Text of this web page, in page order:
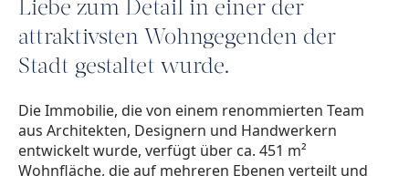
Liebe zum Detail in einer der
attraktivsten Wohngegenden der
Stadt gestaltet wurde.
Die Immobilie, die von einem renommierten Team
aus Architekten, Designern und Handwerkern
entwickelt wurde, verfügt über ca. 451 m²
Wohnfläche, die auf mehreren Ebenen verteilt und